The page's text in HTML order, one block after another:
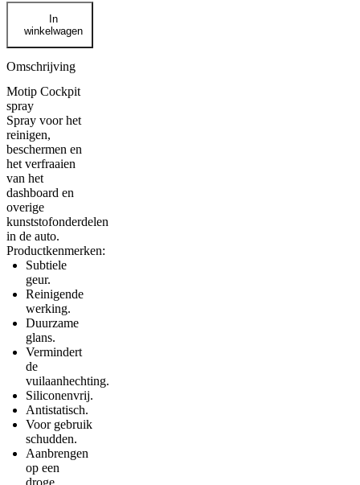
Motip
spray
aantal
In
winkelwagen
Omschrijving
Motip Cockpit
spray
Spray voor het
reinigen,
beschermen en
het verfraaien
van het
dashboard en
overige
kunststofonderdelen
in de auto.
Productkenmerken:
Subtiele
geur.
Reinigende
werking.
Duurzame
glans.
Vermindert
de
vuilaanhechting.
Siliconenvrij.
Antistatisch.
Voor gebruik
schudden.
Aanbrengen
op een
droge,